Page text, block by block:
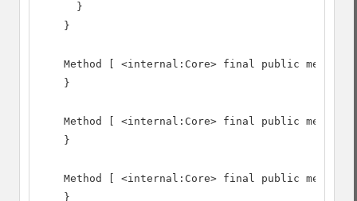
      }
    }
Method [ <internal:Core> final public method
    }
Method [ <internal:Core> final public method
    }
Method [ <internal:Core> final public method
    }